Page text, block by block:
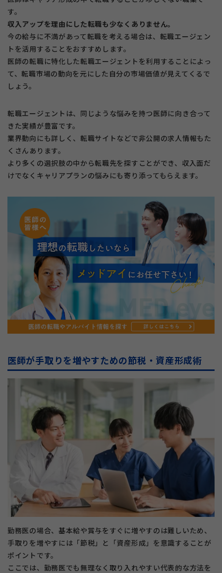
す。
収入アップを理由にした転職も少なくありません。
今の給与に不満があって転職を考える場合は、転職エージェン
トを活用することをおすすめします。
医師の転職に特化した転職エージェントを利用することによっ
て、転職市場の動向を元にした自分の市場価値が見えてくるで
しょう。
転職エージェントは、同じような悩みを持つ医師に向き合って
きた実績が豊富です。
業界動向にも詳しく、転職サイトなどで非公開の求人情報もた
くさんあります。
より多くの選択肢の中から転職先を探すことができ、収入面だ
けでなくキャリアプランの悩みにも寄り添ってもらえます。
医師が手取りを増やすための節税・資産形成術
勤務医の場合、基本給や賞与をすぐに増やすのは難しいため、
手取りを増やすには「節税」と「資産形成」を意識することが
ポイントです。
ここでは、勤務医でも無理なく取り入れやすい代表的な方法を